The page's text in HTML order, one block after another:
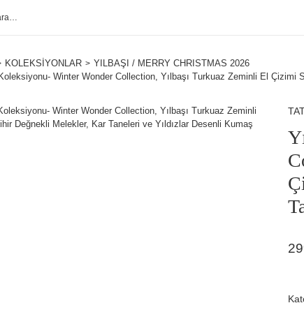
KOLEKSİYONLAR
YILBAŞI / MERRY CHRISTMAS 2026
Winter Wonder Collection, Yılbaşı Turkuaz Zeminli El